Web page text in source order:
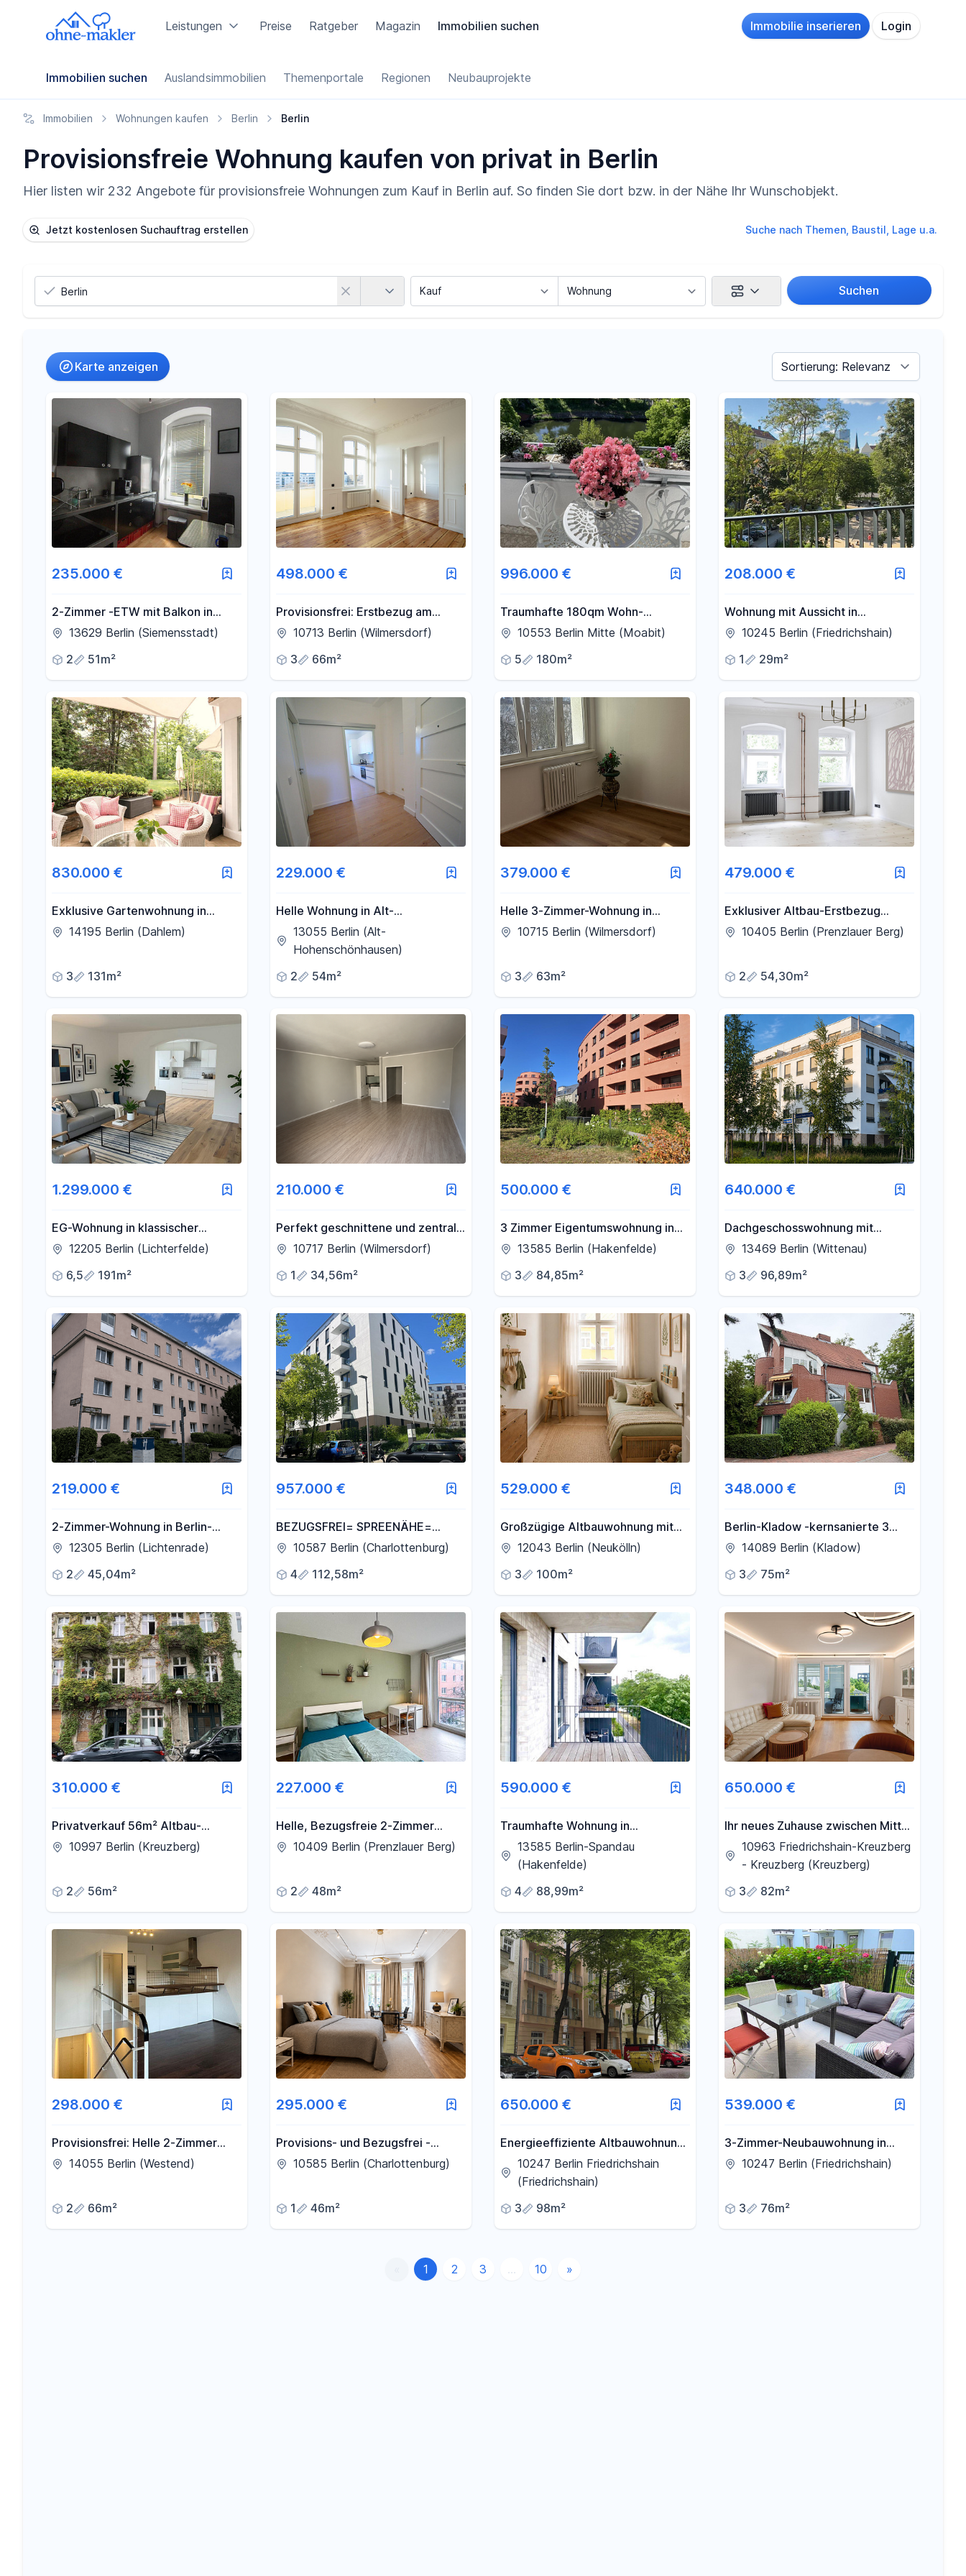
Leistungen Preise Ratgeber Magazin Immobilien suchen Immobilie inserieren Login
Immobilien suchen Auslandsimmobilien Themenportale Regionen Neubauprojekte
Immobilien Wohnungen kaufen Berlin Berlin
Provisionsfreie Wohnung kaufen von privat in Berlin
Hier listen wir 232 Angebote für provisionsfreie Wohnungen zum Kauf in Berlin auf. So finden Sie dort bzw. in der Nähe Ihr Wunschobjekt.
Jetzt kostenlosen Suchauftrag erstellen Suche nach Themen, Baustil, Lage u.a.
Suchen
Filter für Preis zurücksetzen
Fläche - m²
Filter für Fläche zurücksetzen
Karte anzeigen
Sortieren nach
235.000 €
2-Zimmer -ETW mit Balkon in
guter Lage Berlin Siemensstadt
13629 Berlin (Siemensstadt)
2
51m²
498.000 €
Provisionsfrei: Erstbezug am
Volkspark Wilmersdorf, 3-Zi
die Stadt
10713 Berlin (Wilmersdorf)
3
66m²
996.000 €
Traumhafte 180qm Wohn-
Nutzfläche am Spreeufer
10553 Berlin Mitte (Moabit)
5
180m²
208.000 €
Wohnung mit Aussicht in
Friedrichshain
10245 Berlin (Friedrichshain)
1
29m²
830.000 €
Exklusive Gartenwohnung in
Dahlem mit Privatgarten &
14195 Berlin (Dahlem)
3 131m²
229.000 €
Helle Wohnung in Alt-
Hohenschönhausen, 2 Zimmer,
Einbauküche, Loggia
13055 Berlin (Alt-
Hohenschönhausen)
2
54m²
379.000 €
Helle 3-Zimmer-Wohnung in
zentraler Lage von Berlin-
10715 Berlin (Wilmersdorf)
3 63m²
479.000 €
Exklusiver Altbau-Erstbezug
zwischen Kollwitzkiez &
10405 Berlin (Prenzlauer Berg)
2 54,30m²
1.299.000 €
EG-Wohnung in klassischer
Stadtvilla PROVISIONSFREI!
12205 Berlin (Lichterfelde)
6,5
191m²
210.000 €
Perfekt geschnittene und zentrale
Wohnung in bester Lage
10717 Berlin (Wilmersdorf)
1
34,56m²
500.000 €
3 Zimmer Eigentumswohnung in
Berlin Spandau - direkt an der
13585 Berlin (Hakenfelde)
3
84,85m²
640.000 €
Dachgeschosswohnung mit
Penthouse-Feeling
13469 Berlin (Wittenau)
3
96,89m²
219.000 €
2-Zimmer-Wohnung in Berlin-
Lichtenrade – ideal für
12305 Berlin (Lichtenrade)
2
45,04m²
957.000 €
BEZUGSFREI= SPREENÄHE=
HEISENBERGSTR. 3 = HÖCHSTE
2022=BALKON = 2. OG = LIFT
10587 Berlin (Charlottenburg)
4
112,58m²
529.000 €
Großzügige Altbauwohnung mit
Loggia | Bezugsfrei Ende 2026
12043 Berlin (Neukölln)
3
100m²
348.000 €
Berlin-Kladow -kernsanierte 3
Zimmer Maisonette Wohnung mit
14089 Berlin (Kladow)
3
75m²
310.000 €
Privatverkauf 56m² Altbau-
Wohnung im Heckmannufer,
10997 Berlin (Kreuzberg)
2 56m²
227.000 €
Helle, Bezugsfreie 2-Zimmer
Wohnung, 2.OG in Prenzlauer Berg
10409 Berlin (Prenzlauer Berg)
2 48m²
590.000 €
Traumhafte Wohnung in
Spandau/Havelnähe-
provisionsfrei!
13585 Berlin-Spandau
(Hakenfelde)
4
88,99m²
650.000 €
Ihr neues Zuhause zwischen Mitte
und Kreuzberg – Hochwertig
modernisiert in begehrter Lage
10963 Friedrichshain-Kreuzberg
- Kreuzberg (Kreuzberg)
3
82m²
298.000 €
Provisionsfrei: Helle 2-Zimmer
Maisonette im Corbusierhaus,
14055 Berlin (Westend)
2 66m²
295.000 €
Provisions- und Bezugsfrei -
Stilvolles Altbaujuwel im Herzen
10585 Berlin (Charlottenburg)
1 46m²
650.000 €
Energieeffiziente Altbauwohnung
in Berlin Friedrichshain
provisionsfrei, bezugsfrei
10247 Berlin Friedrichshain
(Friedrichshain)
3
98m²
539.000 €
3-Zimmer-Neubauwohnung in
Friedrichshain Bezugsfrei ab
10247 Berlin (Friedrichshain)
3 76m²
1 2 3 ... 10 »